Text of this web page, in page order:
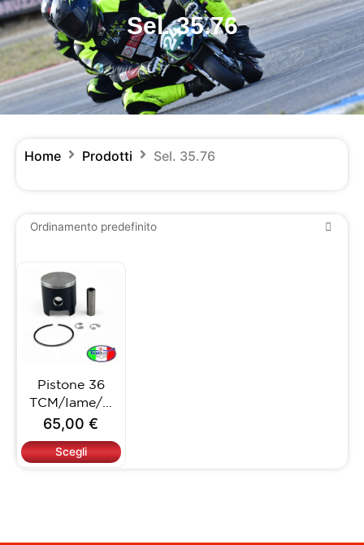
Sel. 35.76
Home Prodotti Sel. 35.76
Pistone 36
TCM/Iame/...
65,00€
Scegli
Questo
prodotto
ha
più
varianti.
opzioni
possono
scelte
nella
pagina